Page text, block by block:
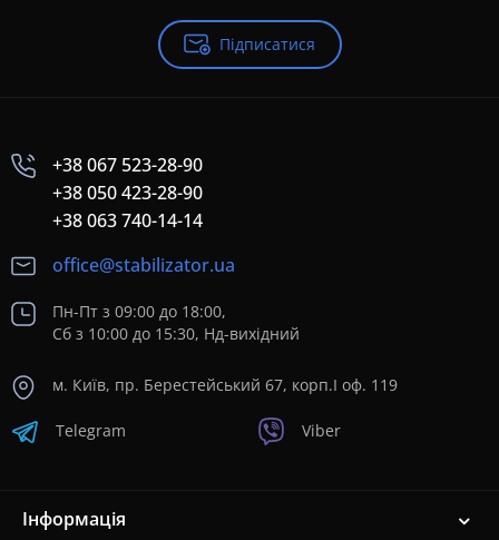
Підписатися
+38 067 523-28-90
+38 050 423-28-90
+38 063 740-14-14
office@stabilizator.ua
Пн-Пт з 09:00 до 18:00,
Сб з 10:00 до 15:30, Нд-вихідний
м. Київ, пр. Берестейський 67, корп.I оф. 119
Telegram Viber
Інформація